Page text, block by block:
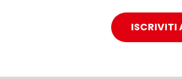
ISCRIVITI